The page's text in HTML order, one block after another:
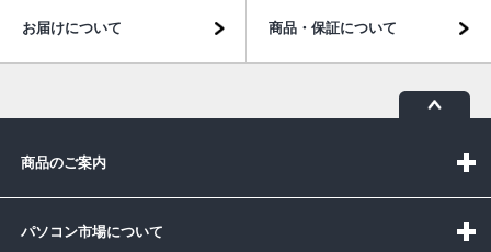
お届けについて 商品・保証について
商品のご案内
パソコン市場について